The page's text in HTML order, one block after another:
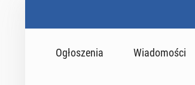
Ogłoszenia Wiadomości